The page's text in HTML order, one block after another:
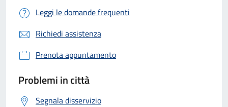
Leggi le domande frequenti
Richiedi assistenza
Prenota appuntamento
Problemi in città
Segnala disservizio